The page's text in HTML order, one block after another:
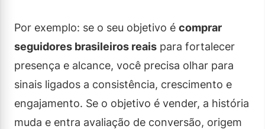
Por exemplo: se o seu objetivo é comprar
seguidores brasileiros reais para fortalecer
presença e alcance, você precisa olhar para
sinais ligados a consistência, crescimento e
engajamento. Se o objetivo é vender, a história
muda e entra avaliação de conversão, origem